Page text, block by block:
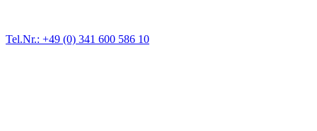
Tel.Nr.: +49 (0) 341 600 586 10